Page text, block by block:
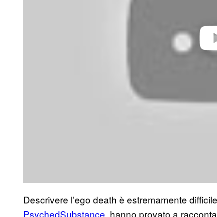
Descrivere l’ego death è estremamente
PsychedSubstance , hanno provato a